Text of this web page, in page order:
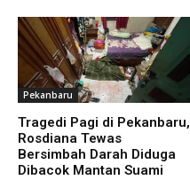
Pekanbaru
Tragedi Pagi di Pekanbaru,
Rosdiana Tewas
Bersimbah Darah Diduga
Dibacok Mantan Suami